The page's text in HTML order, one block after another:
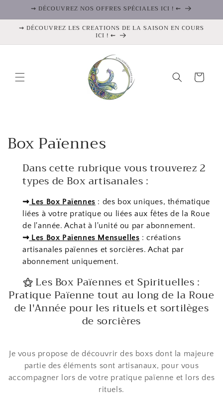
passer
au
contenu
⇝ DÉCOUVREZ NOS OFFRES SPÉCIALES ICI ! ⇜
⇝ DÉCOUVREZ LES CREATIONS DE LA SAISON EN COURS
ICI ! ⇜
Panier
C
o
n
Box Païennes
Dans cette rubrique vous trouverez 2
types de Box artisanales :
⇝Les Box Païennes : des box uniques, thématique
liées à votre pratique ou liées aux fêtes de la Roue
de l'année. Achat à l'unité ou par abonnement.
⇝Les Box Païennes Mensuelles : créations
artisanales païennes et sorcières. Achat par
abonnement uniquement.
⚝Les Box Païennes et Spirituelles :
Pratique Païenne tout au long de la Roue
de l'Année pour les rituels et sortilèges
de sorcières
Je vous propose de découvrir des boxs dont la majeure
partie des éléments sont artisanaux, pour vous
accompagner lors de votre pratique païenne et lors des
rituels.